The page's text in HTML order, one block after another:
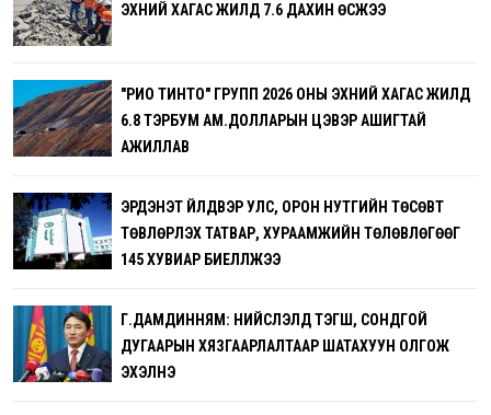
ЭХНИЙ ХАГАС ЖИЛД 7.6 ДАХИН ӨСЖЭЭ
"РИО ТИНТО" ГРУПП 2026 ОНЫ ЭХНИЙ ХАГАС ЖИЛД
6.8 ТЭРБУМ АМ.ДОЛЛАРЫН ЦЭВЭР АШИГТАЙ
АЖИЛЛАВ
ЭРДЭНЭТ ҮЙЛДВЭР УЛС, ОРОН НУТГИЙН ТӨСӨВТ
ТӨВЛӨРҮҮЛЭХ ТАТВАР, ХУРААМЖИЙН ТӨЛӨВЛӨГӨӨГ
145 ХУВИАР БИЕЛҮҮЛЖЭЭ
Г.ДАМДИННЯМ: НИЙСЛЭЛД ТЭГШ, СОНДГОЙ
ДУГААРЫН ХЯЗГААРЛАЛТААР ШАТАХУУН ОЛГОЖ
ЭХЭЛНЭ